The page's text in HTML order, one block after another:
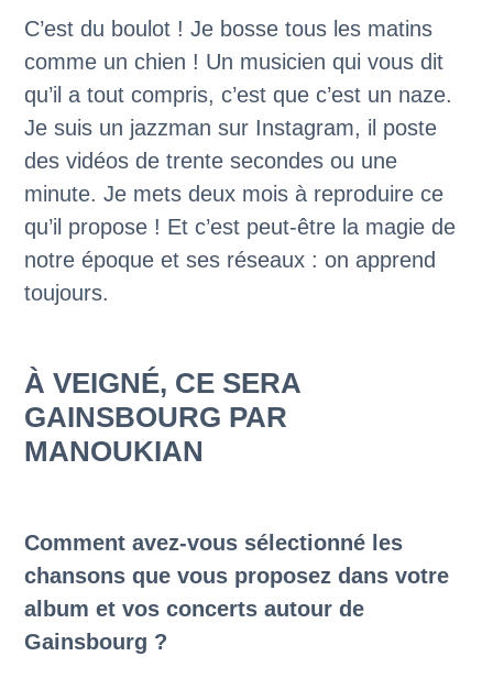
C’est du boulot ! Je bosse tous les matins
comme un chien ! Un musicien qui vous dit
qu’il a tout compris, c’est que c’est un naze.
Je suis un jazzman sur Instagram, il poste
des vidéos de trente secondes ou une
minute. Je mets deux mois à reproduire ce
qu’il propose ! Et c’est peut-être la magie de
notre époque et ses réseaux : on apprend
toujours.
À VEIGNÉ, CE SERA
GAINSBOURG PAR
MANOUKIAN
Comment avez-vous sélectionné les
chansons que vous proposez dans votre
album et vos concerts autour de
Gainsbourg ?